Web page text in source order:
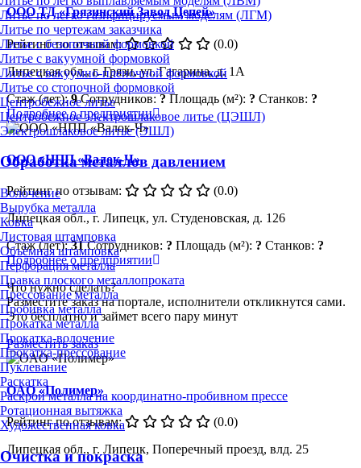
Литье по легко газифицируемым моделям (ЛГМ)
Литье по чертежам заказчика
Литье с безопочной формовкой
Литье с вакуумной формовкой
Литье с вакуумно-плёночной формовкой
Литье со стопочной формовкой
Центробежное литье
Центробежное электрошлаковое литье (ЦЭШЛ)
Электрошлаковое литье (ЭШЛ)
Обработка металлов давлением
Волочение
Вырубка металла
Ковка
Листовая штамповка
Объёмная штамповка
Перфорация металла
Правка плоского металлопроката
Прессование металла
Пробивка металла
Прокатка металла
Прокатка-волочение
Прокатка-прессование
Пуклевание
Раскатка
Раскрой металла на координатно-пробивном прессе
Ротационная вытяжка
Художественная ковка
Очистка и покраска
ООО ТД «Грязинский Завод Цепей»
Рейтинг по отзывам:
(0.0)
Липецкая обл., г. Грязи, ул. Гагарина, д. 1А
Стаж (лет):9 Сотрудников: ? Площадь (м²): ? Станков: ?
Подробнее о предприятии
ООО «НПП «Валок-Ч»
Рейтинг по отзывам:
(0.0)
Липецкая обл., г. Липецк, ул. Студеновская, д. 126
Стаж (лет):31 Сотрудников: ? Площадь (м²): ? Станков: ?
Подробнее о предприятии
Что нужно сделать?
Разместите заказ на портале, исполнители откликнутся сами.
Это бесплатно и займет всего пару минут
Разместить заказ
ОAО «Полимер»
Рейтинг по отзывам:
(0.0)
Липецкая обл., г. Липецк, Поперечный проезд, влд. 25